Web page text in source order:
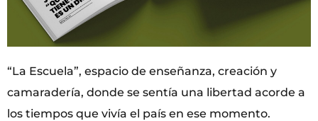
“La Escuela”, espacio de enseñanza, creación y
camaradería, donde se sentía una libertad acorde a
los tiempos que vivía el país en ese momento.